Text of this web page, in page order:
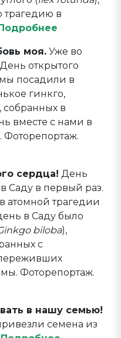
трагедию в
моя. Уже во
открытого
посадили в
гинкго,
собранных в
вместе с нами в
Фоторепортаж.
сердца! День
Саду в первый раз.
атомной трагедии
в Саду было
biloba),
с
Фоторепортаж.
в нашу семью!
семена из